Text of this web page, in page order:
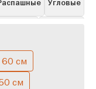
Угловые
Горки
Узкие
см
см